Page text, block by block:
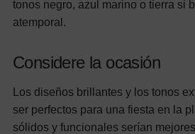
tonos negro, azul marino o tierra si
atemporal.
Considere la ocasión
Los diseños brillantes y los tonos
ser perfectos para una fiesta en la
sólidos y funcionales serían